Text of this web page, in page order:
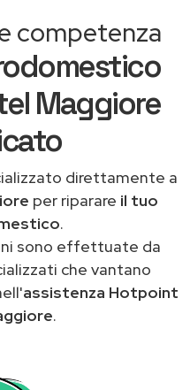
competenza
Maggiore
direttamente a
per riparare il tuo
.
sono effettuate da
che vantano
assistenza Hotpoint
.